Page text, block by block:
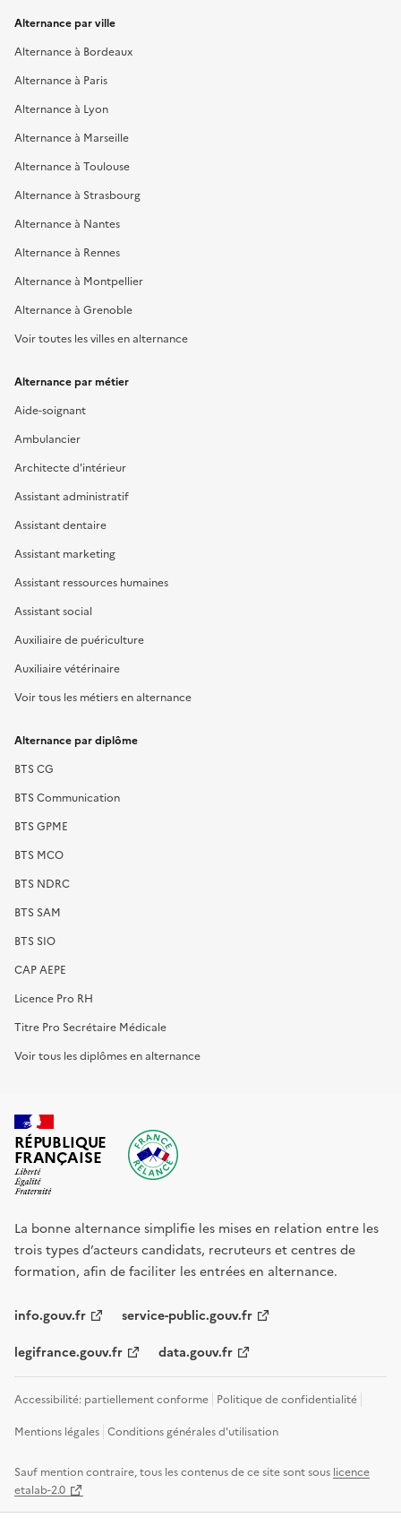
Alternance par ville
Alternance à Bordeaux
Alternance à Paris
Alternance à Lyon
Alternance à Marseille
Alternance à Toulouse
Alternance à Strasbourg
Alternance à Nantes
Alternance à Rennes
Alternance à Montpellier
Alternance à Grenoble
Voir toutes les villes en alternance
Alternance par métier
Aide-soignant
Ambulancier
Architecte d'intérieur
Assistant administratif
Assistant dentaire
Assistant marketing
Assistant ressources humaines
Assistant social
Auxiliaire de puériculture
Auxiliaire vétérinaire
Voir tous les métiers en alternance
Alternance par diplôme
BTS CG
BTS Communication
BTS GPME
BTS MCO
BTS NDRC
BTS SAM
BTS SIO
CAP AEPE
Licence Pro RH
Titre Pro Secrétaire Médicale
Voir tous les diplômes en alternance
RÉPUBLIQUE
FRANÇAISE
La bonne alternance simplifie les mises en relation entre les
trois types d’acteurs candidats, recruteurs et centres de
formation, afin de faciliter les entrées en alternance.
info.gouv.fr service-public.gouv.fr
legifrance.gouv.fr data.gouv.fr
Accessibilité: partiellement conforme Politique de confidentialité
Mentions légales Conditions générales d'utilisation
Sauf mention contraire, tous les contenus de ce site sont sous licence
etalab-2.0